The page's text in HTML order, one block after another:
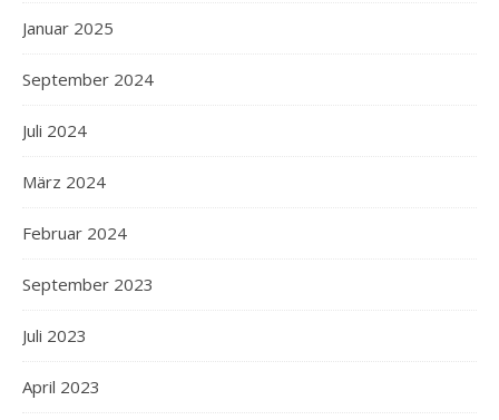
Januar 2025
September 2024
Juli 2024
März 2024
Februar 2024
September 2023
Juli 2023
April 2023